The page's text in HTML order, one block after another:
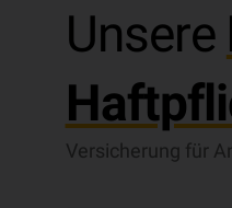
Unsere
Versicherung für